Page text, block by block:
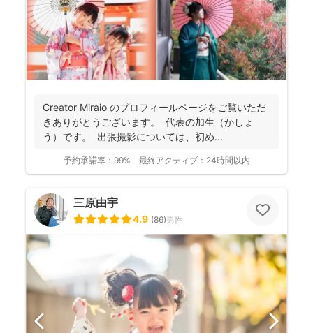
Creator Miraio のプロフィールページをご覧いただ
きありがとうございます。 代表の加生（かしょ
う）です。 出張撮影については、初め...
予約承諾率： 99% 最終アクティブ： 24時間以内
三原由宇
4.9 (86)男性